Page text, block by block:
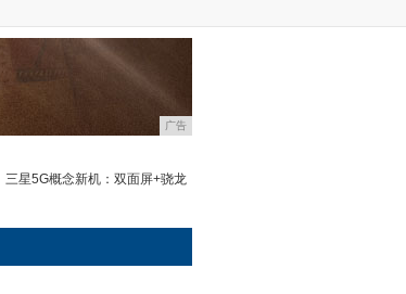
广告
三星5G概念新机：双面屏+骁龙